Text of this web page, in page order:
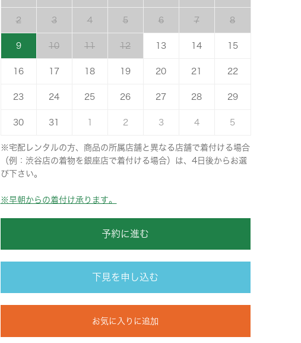
2 3 4 5 6 7 8
9 10 11 12 13 14 15
16 17 18 19 20 21 22
23 24 25 26 27 28 29
30 31 2 3 4 5
※宅配レンタルの方、商品の所属店舗と異なる店舗で着付ける場合
（例：渋谷店の着物を銀座店で着付ける場合）は、4日後からお選
び下さい。
※早朝からの着付け承ります。
予約に進む
下見を申し込む
お気に入りに追加